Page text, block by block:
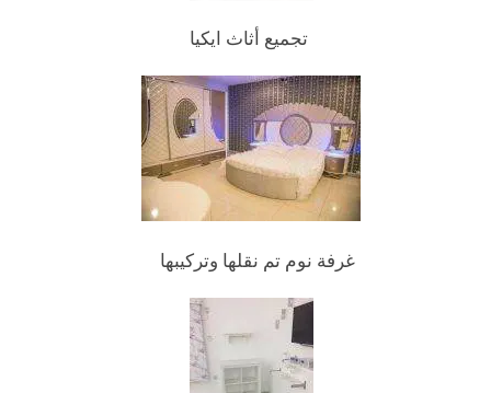
تجميع أثاث ايكيا
غرفة نوم تم نقلها وتركيبها